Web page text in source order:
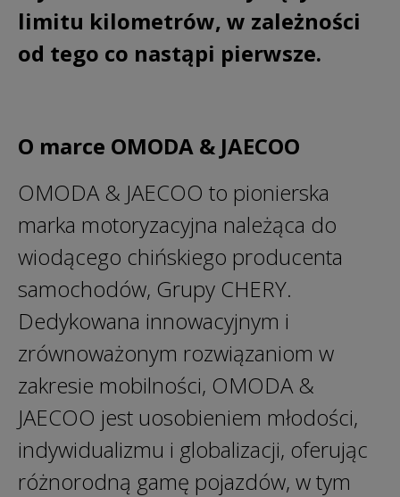
limitu kilometrów, w zależności
od tego co nastąpi pierwsze.
O marce OMODA & JAECOO
OMODA & JAECOO to pionierska
marka motoryzacyjna należąca do
wiodącego chińskiego producenta
samochodów, Grupy CHERY.
Dedykowana innowacyjnym i
zrównoważonym rozwiązaniom w
zakresie mobilności, OMODA &
JAECOO jest uosobieniem młodości,
indywidualizmu i globalizacji, oferując
różnorodną gamę pojazdów, w tym